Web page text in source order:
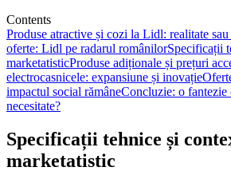
Contents
Produse atractive și cozi la Lidl: realitate
oferte: Lidl pe radarul românilorSpecificații
marketatisticProduse adiționale și prețuri
electrocasnicele: expansiune și inovație
impactul social rămâneConcluzie: o fantezie
necesitate?
Specificații tehnice și
marketatistic